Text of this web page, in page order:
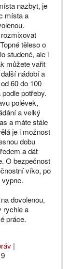
nazbyt, je
místa a
těleso o
studené, ale i
můžete vařit
nádobí a
60 do 100
potřeby.
polévek,
a velký
a máte stále
je i možnost
dobu
a dát
O bezpečnost
víko, po
dovolenou,
rychle a
práce.
|